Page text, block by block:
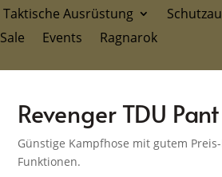
Taktische Ausrüstung
Sale Events Ragnarok
Revenger TDU
Günstige Kampfhose mit gutem
Funktionen.